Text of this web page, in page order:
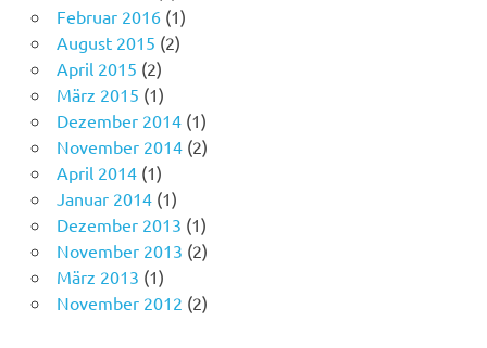
Februar 2016(1)
August 2015 (2)
April 2015 (2)
März 2015 (1)
Dezember 2014(1)
November 2014(2)
April 2014(1)
Januar 2014(1)
Dezember 2013 (1)
November 2013 (2)
März 2013 (1)
November 2012 (2)